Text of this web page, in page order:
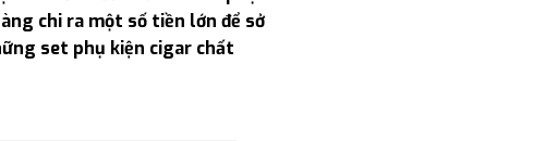
chi ra một số tiền lớn để sở
set phụ kiện cigar chất